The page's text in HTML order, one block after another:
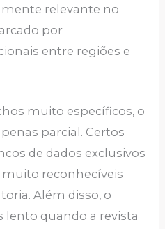
relevante no
por
entre regiões e
muito específicos, o
parcial. Certos
de dados exclusivos
reconhecíveis
Além disso, o
lento quando a revista